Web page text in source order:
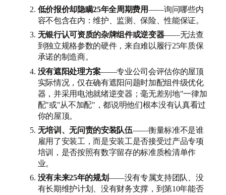
低价报价却隐瞒25年全周期费用——询问哪些内
容不包含在内：维护、监测、保险、性能保证。
无银行认可资质的杂牌组件或逆变器——无法查
到独立规格参数的硬件，来自难以履行25年质保
承诺的制造商。
没有遮阳处理方案——专业公司会评估你的屋顶
实际情况，仅在确有遮阳问题时加配组件级优化
器，并采用电池就绪逆变器；毫无差别地"一律加
配"或"从不加配"，都说明他们根本没有认真看过
你的屋顶。
无培训、无问责的安装队伍——衡量标准不是谁
雇用了安装工，而是安装工是否接受过产品专项
培训，是否按照有数字留存的标准质检清单作
业。
没有未来25年的规划——没有专属支持团队、没
有长期维护计划、没有财务支撑，到第10年能否